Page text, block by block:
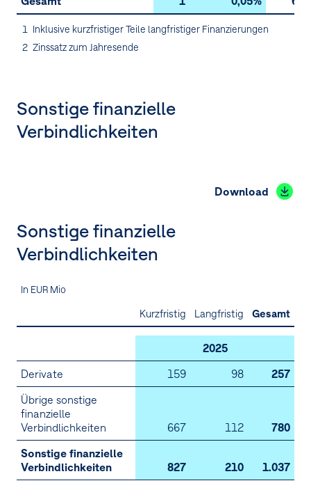
1 Inklusive kurzfristiger Teile langfristiger Finanzierungen
2 Zinssatz zum Jahresende
Sonstige finanzielle
Verbindlichkeiten
Download
Sonstige finanzielle
Verbindlichkeiten
In EUR Mio
Kurzfristig Langfristig Gesamt
2025
Derivate
159 98
257
Übrige sonstige
finanzielle
Verbindlichkeiten
667 112
780
Sonstige finanzielle
Verbindlichkeiten
827 210 1.037